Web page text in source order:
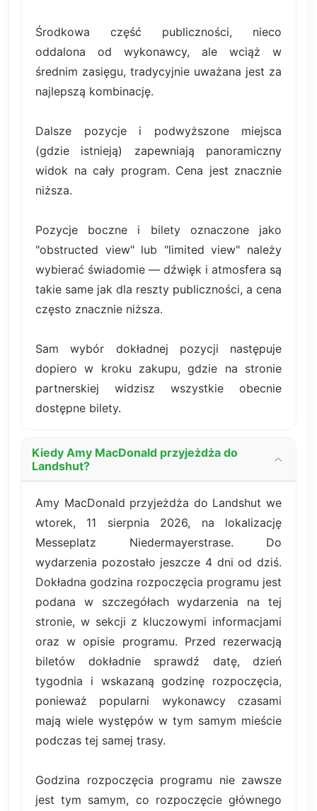
Środkowa część publiczności, nieco
oddalona od wykonawcy, ale wciąż w
średnim zasięgu, tradycyjnie uważana jest za
najlepszą kombinację.
Dalsze pozycje i podwyższone miejsca
(gdzie istnieją) zapewniają panoramiczny
widok na cały program. Cena jest znacznie
niższa.
Pozycje boczne i bilety oznaczone jako
"obstructed view" lub "limited view" należy
wybierać świadomie — dźwięk i atmosfera są
takie same jak dla reszty publiczności, a cena
często znacznie niższa.
Sam wybór dokładnej pozycji następuje
dopiero w kroku zakupu, gdzie na stronie
partnerskiej widzisz wszystkie obecnie
dostępne bilety.
Kiedy Amy MacDonald przyjeżdża do
Landshut?
Amy MacDonald przyjeżdża do Landshut we
wtorek, 11 sierpnia 2026, na lokalizację
Messeplatz Niedermayerstrase. Do
wydarzenia pozostało jeszcze 4 dni od dziś.
Dokładna godzina rozpoczęcia programu jest
podana w szczegółach wydarzenia na tej
stronie, w sekcji z kluczowymi informacjami
oraz w opisie programu. Przed rezerwacją
biletów dokładnie sprawdź datę, dzień
tygodnia i wskazaną godzinę rozpoczęcia,
ponieważ popularni wykonawcy czasami
mają wiele występów w tym samym mieście
podczas tej samej trasy.
Godzina rozpoczęcia programu nie zawsze
jest tym samym, co rozpoczęcie głównego